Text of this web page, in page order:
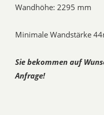
Wandhöhe: 2295 mm
Minimale Wandstärke
Sie bekommen auf
Anfrage!